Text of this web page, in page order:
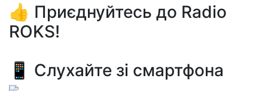
👍 Приєднуйтесь до Radio
ROKS!
📱 Слухайте зі смартфона